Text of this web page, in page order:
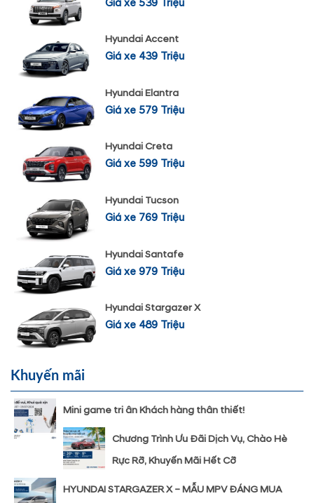
Giá xe 539 Triệu
Hyundai Accent
Giá xe 439 Triệu
Hyundai Elantra
Giá xe 579 Triệu
Hyundai Creta
Giá xe 599 Triệu
Hyundai Tucson
Giá xe 769 Triệu
Hyundai Santafe
Giá xe 979 Triệu
Hyundai Stargazer X
Giá xe 489 Triệu
Khuyến mãi
Mini game tri ân Khách hàng thân thiết!
Chương Trình Ưu Đãi Dịch Vụ, Chào Hè
Rực Rỡ, Khuyến Mãi Hết Cỡ
HYUNDAI STARGAZER X – MẪU MPV ĐÁNG MUA